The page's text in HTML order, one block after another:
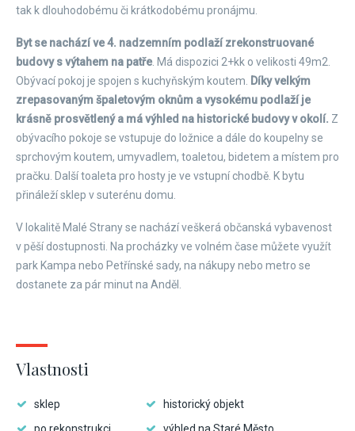
tak k dlouhodobému či krátkodobému pronájmu.
Byt se nachází ve 4. nadzemním podlaží zrekonstruované
budovy s výtahem na patře. Má dispozici 2+kk o velikosti 49m2
Obývací pokoj je spojen s kuchyňským koutem.
Díky velkým
zrepasovaným špaletovým oknům a vysokému podlaží je
krásně prosvětlený a má výhled na historické budovy v okolí. Z
obývacího pokoje se vstupuje do ložnice a dále do koupelny se
sprchovým koutem, umyvadlem, toaletou, bidetem a místem pro
pračku. Další toaleta pro hosty je ve vstupní chodbě. K bytu
přináleží sklep v suterénu domu.
V lokalitě Malé Strany se nachází veškerá občanská vybavenost
v pěší dostupnosti. Na procházky ve volném čase můžete využít
park Kampa nebo Petřínské sady, na nákupy nebo metro se
dostanete za pár minut na Anděl.
Vlastnosti
sklep
historický objekt